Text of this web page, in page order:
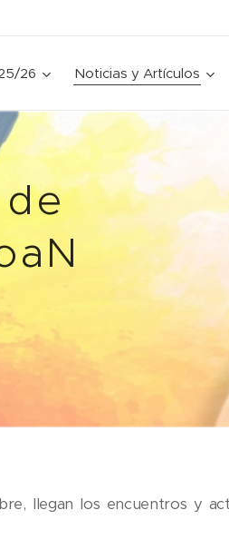
26 Noticias y Artículos
llegan los encuentros y